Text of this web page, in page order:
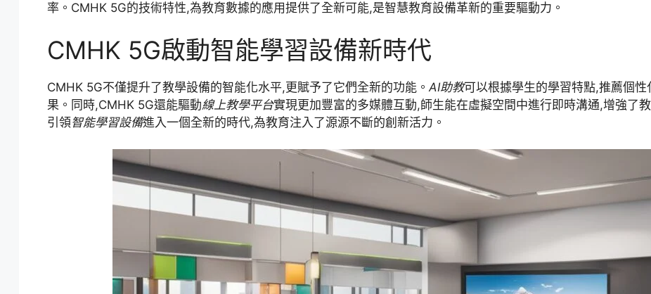
率。CMHK 5G的技術特性,為教育數據的應用提供了全新可能,是智慧教育設備革新的重要驅動力。
CMHK 5G啟動智能學習設備新時代
CMHK 5G不僅提升了教學設備的智能化水平,更賦予了它們全新的功能。 AI助教可以根據學生的學習特點,推薦個
果。同時,CMHK 5G還能驅動線上教學平台實現更加豐富的多媒體互動,師生能在虛擬空間中進行即時溝通,增強了
引領智能學習設備進入一個全新的時代,為教育注入了源源不斷的創新活力。